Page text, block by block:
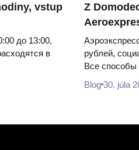
vstup
до 13:00,
в
Z
železnica
рублей,
Все способы
Blog 30. júla